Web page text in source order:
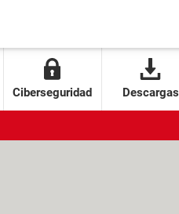
Ciberseguridad Descargas